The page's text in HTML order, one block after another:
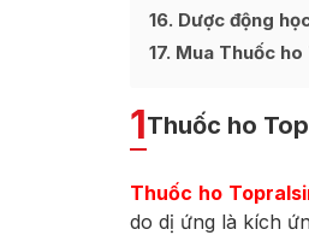
16 Dược động
17 Mua Thuốc
1Thuốc ho
Thuốc ho
do dị ứng là kích